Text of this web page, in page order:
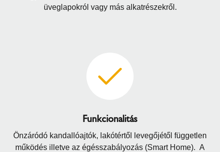
üveglapokról vagy más alkatrészekről.
Funkcionalitás
Önzáródó kandallóajtók, lakótértől levegőjétől független
működés illetve az égésszabályozás (Smart Home). A